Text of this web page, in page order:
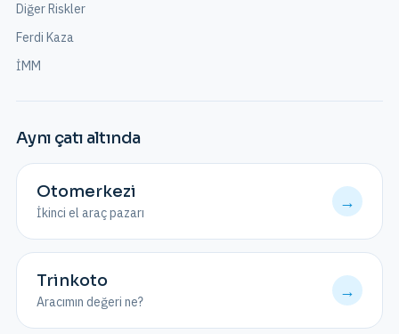
Diğer Riskler
Ferdi Kaza
İMM
Aynı çatı altında
Otomerkezi
İkinci el araç pazarı
→
Trinkoto
Aracımın değeri ne?
→